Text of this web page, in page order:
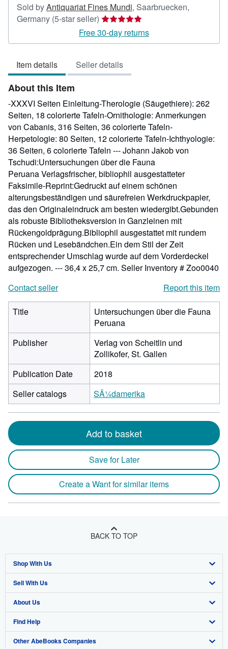
Sold byAntiquariat Fines Mundi, Saarbruecken,
Germany (5-star seller) Seller
rating
5
of
5
Free 30-day returns
Item details Seller details
About this Item
-XXXVI Seiten Einleitung-Therologie (Säugethiere): 262
Seiten, 18 colorierte Tafeln-Ornithologie: Anmerkungen
von Cabanis, 316 Seiten, 36 colorierte Tafeln-
Herpetologie: 80 Seiten, 12 colorierte Tafeln-Ichthyologie:
36 Seiten, 6 colorierte Tafeln --- Johann Jakob von
Tschudi:Untersuchungen über die Fauna
Peruana Verlagsfrischer, bibliophil ausgestatteter
Faksimile-Reprint:Gedruckt auf einem schönen
alterungsbeständigen und säurefreien Werkdruckpapier,
das den Originaleindruck am besten wiedergibt.Gebunden
als robuste Bibliotheksversion in Ganzleinen mit
Rückengoldprägung.Bibliophil ausgestattet mit rundem
Rücken und Lesebändchen.Ein dem Stil der Zeit
entsprechender Umschlag wurde auf dem Vorderdeckel
aufgezogen. --- 36,4 x 25,7 cm. Seller Inventory # Zoo0040
Contact seller
Report this item
Title
Untersuchungen über die Fauna
Peruana
Publisher
Verlag von Scheitlin und
Zollikofer, St. Gallen
Publication Date
2018
Seller catalogs
SÃ¼damerika
Add to basket
Save for Later
Create a Want for similar items
BACK TO TOP
Shop With Us
Advanced Search
Browse Collections
My Account
My Orders
Sell With Us
Start Selling
Join Our Affiliate Program
Book Buyback
About Us
About AbeBooks
Media
Find Help
Help
Other AbeBooks Companies